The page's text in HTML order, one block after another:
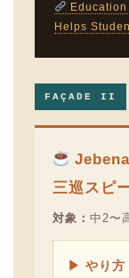
Helps
FAÇADE II
三巡スピ
対象： 中2〜
▶ やり方